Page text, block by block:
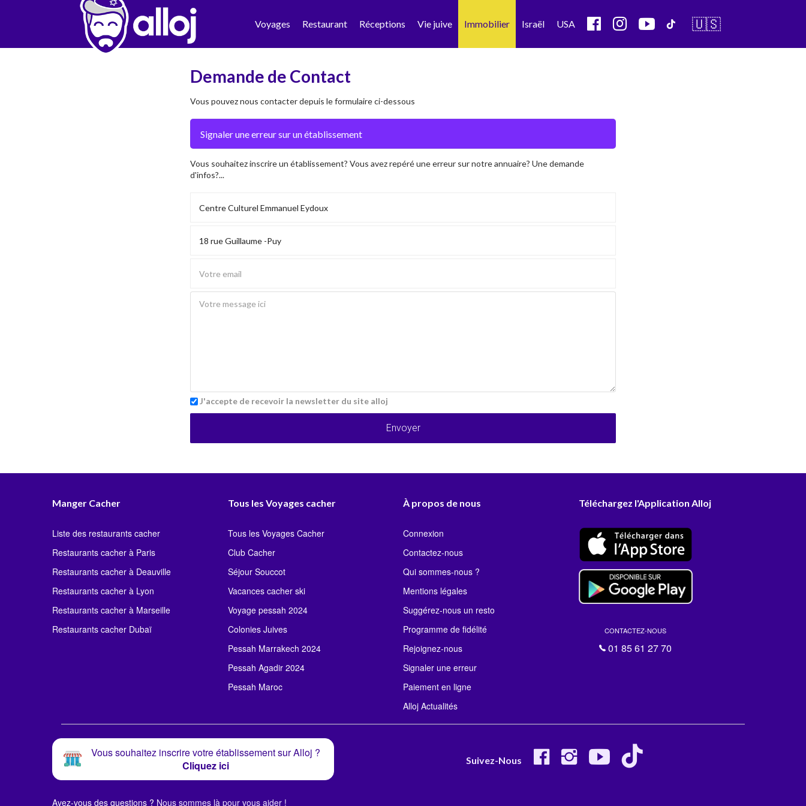
Voyages Restaurant Réceptions Vie juive Immobilier Israël USA 🇺🇸
Demande de Contact
Vous pouvez nous contacter depuis le formulaire ci-dessous
Vous souhaitez inscrire un établissement? Vous avez repéré une erreur sur notre annuaire? Une demande
d'infos?...
J'accepte de recevoir la newsletter du site alloj
Envoyer
Manger Cacher
Liste des restaurants cacher
Restaurants cacher à Paris
Restaurants cacher à Deauville
Restaurants cacher à Lyon
Restaurants cacher à Marseille
Restaurants cacher Dubaï
Tous les Voyages cacher
Tous les Voyages Cacher
Club Cacher
Séjour Souccot
Vacances cacher ski
Voyage pessah 2024
Colonies Juives
Pessah Marrakech 2024
Pessah Agadir 2024
Pessah Maroc
À propos de nous
Connexion
Contactez-nous
Qui sommes-nous ?
Mentions légales
Suggérez-nous un resto
Programme de fidélité
Rejoignez-nous
Signaler une erreur
Paiement en ligne
Alloj Actualités
Téléchargez l'Application Alloj
CONTACTEZ-NOUS
01 85 61 27 70
Vous souhaitez inscrire votre établissement sur Alloj ?
Cliquez ici
Suivez-Nous
Avez-vous des questions ? Nous sommes là pour vous aider !